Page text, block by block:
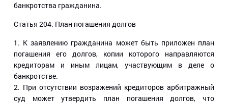
банкротства гражданина.
Статья 204. План погашения долгов
1. К заявлению гражданина может быть приложен план
погашения его долгов, копии которого направляются
кредиторам и иным лицам, участвующим в деле о
банкротстве.
2. При отсутствии возражений кредиторов арбитражный
суд может утвердить план погашения долгов, что